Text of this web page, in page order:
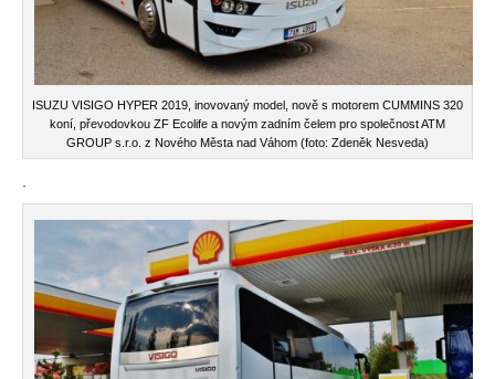
ISUZU VISIGO HYPER 2019, inovovaný model, nově s motorem CUMMINS 320
koní, převodovkou ZF Ecolife a novým zadním čelem pro společnost ATM
GROUP s.r.o. z Nového Města nad Váhom (foto: Zdeněk Nesveda)